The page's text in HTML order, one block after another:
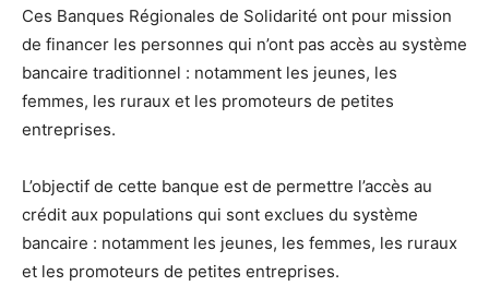
Ces Banques Régionales de Solidarité ont pour mission
de financer les personnes qui n’ont pas accès au système
bancaire traditionnel : notamment les jeunes, les
femmes, les ruraux et les promoteurs de petites
entreprises.
L’objectif de cette banque est de permettre l’accès au
crédit aux populations qui sont exclues du système
bancaire : notamment les jeunes, les femmes, les ruraux
et les promoteurs de petites entreprises.